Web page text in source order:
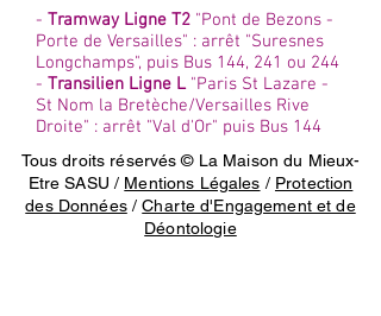
- Tramway Ligne T2 "Pont de Bezons -
Porte de Versailles" : arrêt "Suresnes
Longchamps", puis Bus 144, 241 ou 244
- Transilien Ligne L"Paris St Lazare -
St Nom la Bretèche/Versailles Rive
Droite" : arrêt "Val d'Or" puis Bus 144
Tous droits réservés © La Maison du Mieux-
Etre SASU / Mentions Légales / Protection
des Données/Charte d'Engagement et de
Déontologie